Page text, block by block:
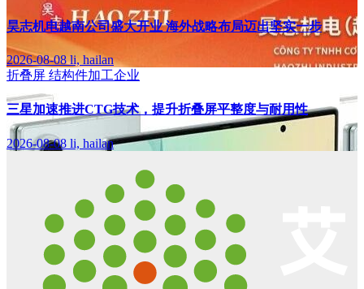
昊志机电越南公司盛大开业 海外战略布局迈出坚实一步
2026-08-08li, hailan
折叠屏 结构件加工企业
三星加速推进CTG技术，提升折叠屏平整度与耐用性
2026-08-08 li, hailan